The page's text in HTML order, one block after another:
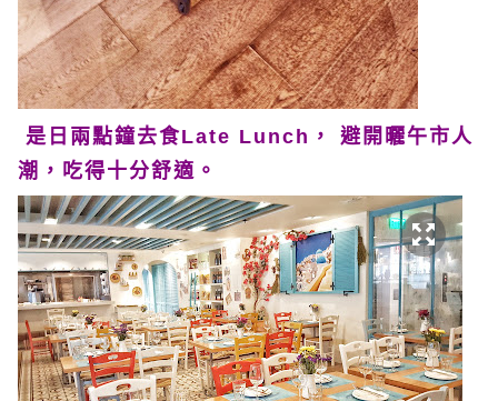
是日兩點鐘去食Late Lunch， 避開曬午市人
潮，吃得十分舒適。